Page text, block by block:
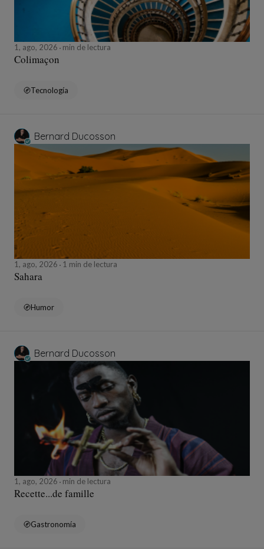
1, ago, 2026 min de lectura
Colimaçon
Tecnología
Bernard Ducosson
1, ago, 2026 1 min de lectura
Sahara
Humor
Bernard Ducosson
1, ago, 2026 min de lectura
Recette...de famille
Gastronomía